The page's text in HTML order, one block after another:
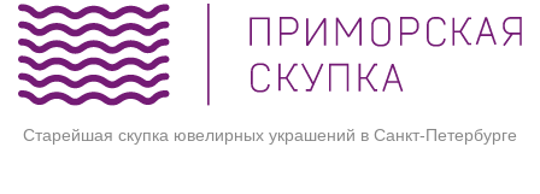
Старейшая скупка ювелирных украшений в Санкт-Петербурге